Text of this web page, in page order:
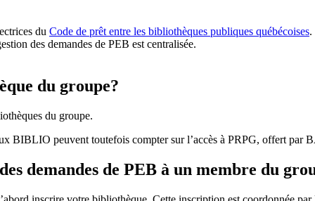
du Code de prêt entre les bibliothèques publiques québécoises.
des demandes de PEB est centralisée.
du groupe?
du groupe.
BIBLIO peuvent toutefois compter sur l’accès à PRPG, offert par
demandes de PEB à un membre du